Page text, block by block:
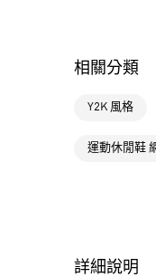
相關分類
Y2K 風格
運動休閒鞋
詳細說明